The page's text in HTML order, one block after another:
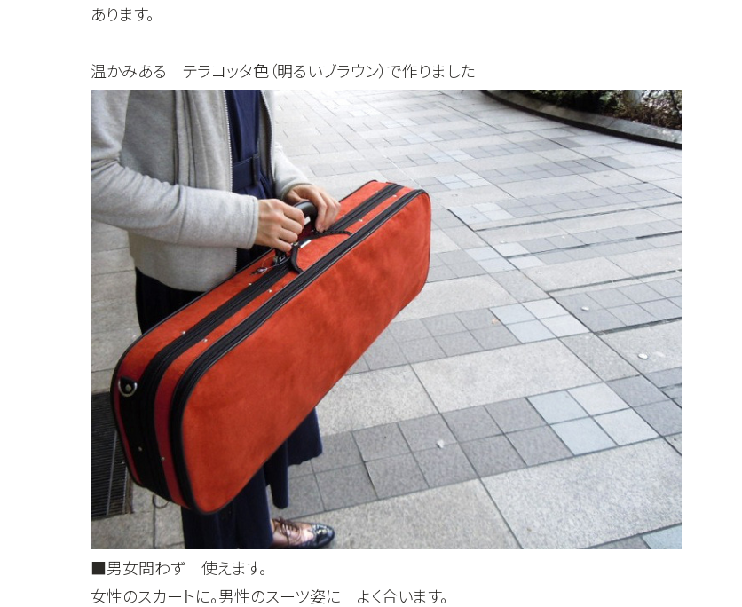
あります。
温かみある テラコッタ色（明るいブラウン）で作りました
■男女問わず 使えます。
女性のスカートに。男性のスーツ姿に よく合います。